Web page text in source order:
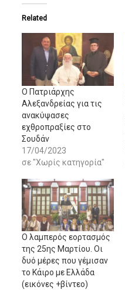
Related
Ο Πατριάρχης
Αλεξανδρείας για τις
ανακύψασες
εχθροπραξίες στο
Σουδάν
17/04/2023
σε "Χωρίς κατηγορία"
Ο λαμπερός εορτασμός
της 25ης Μαρτίου. Οι
δυό μέρες που γέμισαν
το Κάιρο με Ελλάδα
(εικόνες +βίντεο)